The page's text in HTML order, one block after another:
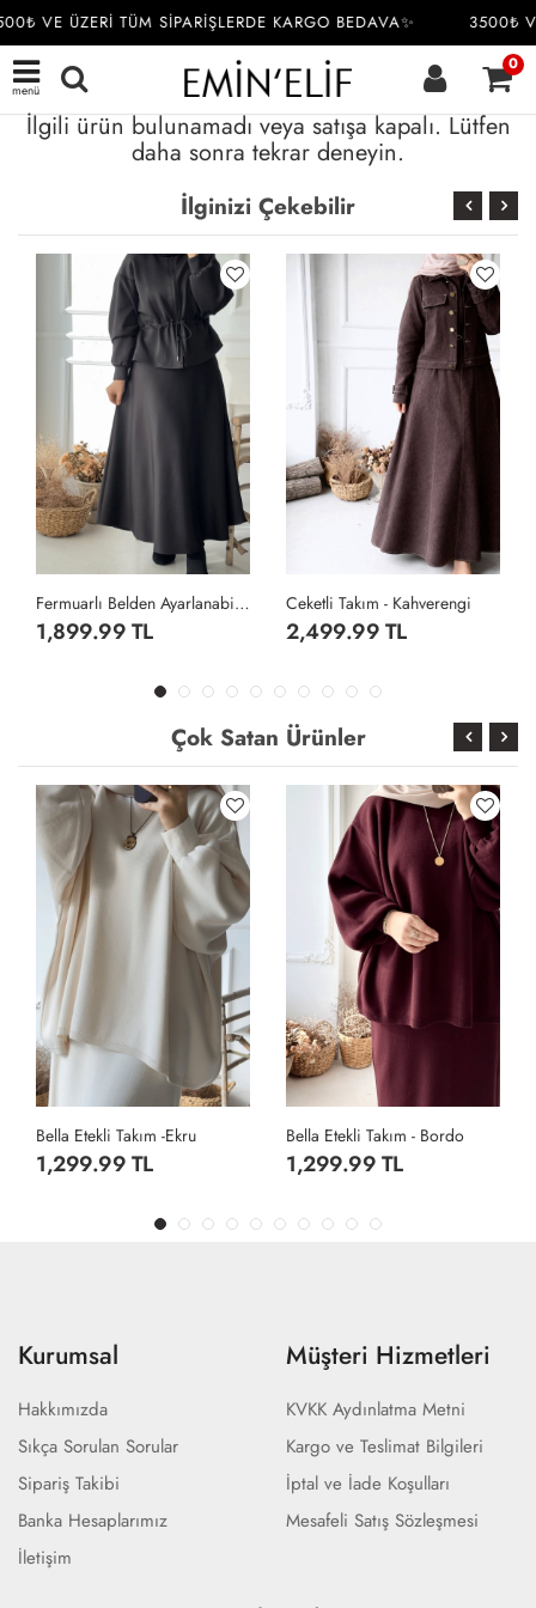
VE ÜZERİ TÜM SİPARİŞLERDE KARGO BEDAVA✨ 3500₺
menü
0
İlgili ürün bulunamadı veya satışa kapalı. Lütfen
daha sonra tekrar deneyin.
İlginizi Çekebilir
Ceketli Takım - Kahverengi
2,499.99 TL 2,799.99 TL
Çok Satan Ürünler
Bella Etekli Takım - Bordo
1,299.99 TL
Bella Etekli Takım -Siyah
1,299.99 TL
Kurumsal
Hakkımızda
Sıkça Sorulan Sorular
Sipariş Takibi
Banka Hesaplarımız
İletişim
Müşteri Hizmetleri
KVKK Aydınlatma Metni
Kargo ve Teslimat Bilgileri
İptal ve İade Koşulları
Mesafeli Satış Sözleşmesi